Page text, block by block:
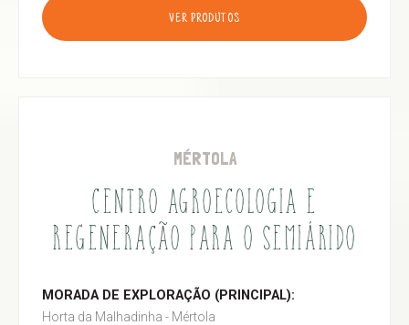
VER PRODUTOS
MÉRTOLA
CENTRO AGROECOLOGIA E
REGENERAÇÃO PARA O SEMIÁRIDO
MORADA DE EXPLORAÇÃO (PRINCIPAL):
Horta da Malhadinha - Mértola